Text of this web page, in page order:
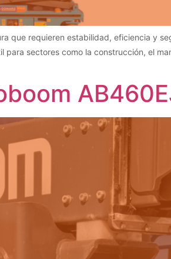
que requieren estabilidad, eficiencia y
sectores como la construcción, el